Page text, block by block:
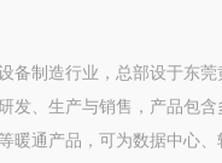
备制造行业，总部设于东
发、生产与销售，产品包
暖通产品，可为数据中心